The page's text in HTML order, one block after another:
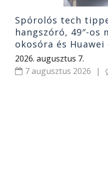
Spórolós tech
hangszóró, 49″-os
okosóra és Huawei
2026. augusztus 7.
7 augusztus 2026
|